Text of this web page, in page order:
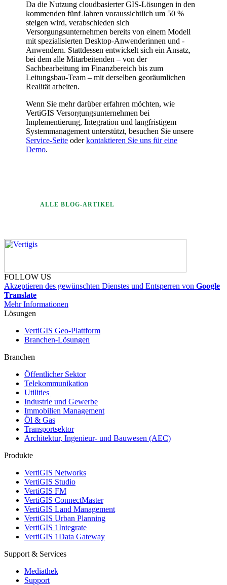
Da die Nutzung cloudbasierter GIS-Lösungen in den
kommenden fünf Jahren voraussichtlich um 50 %
steigen wird, verabschieden sich
Versorgungsunternehmen bereits von einem Modell
mit spezialisierten Desktop-Anwenderinnen und -
Anwendern. Stattdessen entwickelt sich ein Ansatz,
bei dem alle Mitarbeitenden – von der
Sachbearbeitung im Finanzbereich bis zum
Leitungsbau-Team – mit derselben georäumlichen
Realität arbeiten.
Wenn Sie mehr darüber erfahren möchten, wie
VertiGIS Versorgungsunternehmen bei
Implementierung, Integration und langfristigem
Systemmanagement unterstützt, besuchen Sie unsere
Service-Seite oderkontaktieren Sie uns für eine
Demo.
ALLE BLOG-ARTIKEL
FOLLOW US
Akzeptieren des gewünschten Dienstes und Entsperren von Google
Translate
Mehr Informationen
Lösungen
VertiGIS Geo-Plattform
Branchen-Lösungen
Branchen
Öffentlicher Sektor
Telekommunikation
Utilities
Industrie und Gewerbe
Immobilien Management
Öl & Gas
Transportsektor
Architektur, Ingenieur- und Bauwesen (AEC)
Produkte
VertiGIS Networks
VertiGIS Studio
VertiGIS FM
VertiGIS ConnectMaster
VertiGIS Land Management
VertiGIS Urban Planning
VertiGIS 1Integrate
VertiGIS 1Data Gateway
Support & Services
Mediathek
Support